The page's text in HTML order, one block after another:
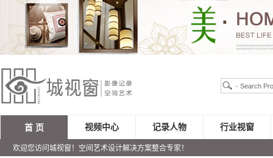
首 页
欢迎您访问城视窗！空间艺术设计解决方案整合专家！
视频中心 记录人物 行业视窗